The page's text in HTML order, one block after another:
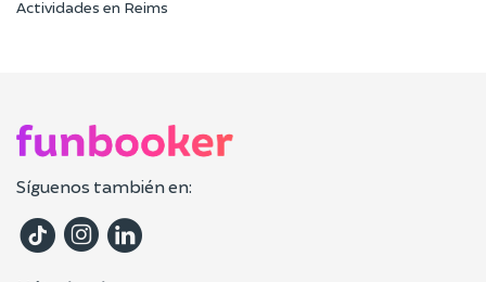
Actividades en Reims
Síguenos también en: